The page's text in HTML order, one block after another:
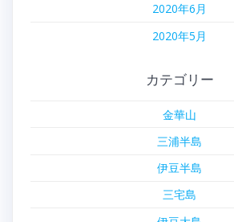
2020年6月
2020年5月
カテゴリー
金華山
三浦半島
伊豆半島
三宅島